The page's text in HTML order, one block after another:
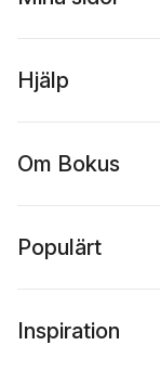
Hjälp
Om Bokus
Populärt
Inspiration